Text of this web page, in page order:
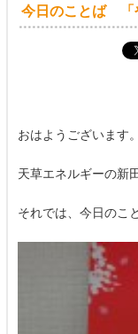
今日のことば 「
おはようございます。
天草エネルギーの新
それでは、今日のこ